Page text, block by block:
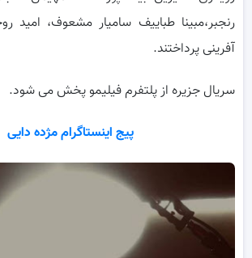
رنجبر،مبینا طباییف سامیار مشعوف،
آفرینی پرداختند.
سریال جزیره از پلتفرم فیلیمو پخش می شود.
پیج اینستاگرام مژده دایی